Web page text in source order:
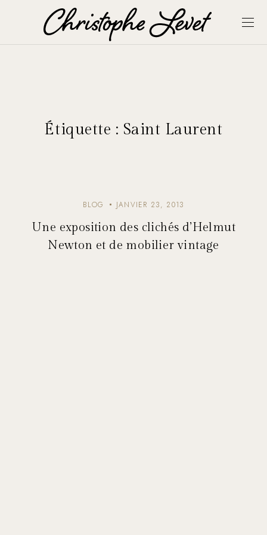
Étiquette : Saint Laurent
BLOG JANVIER 23, 2013
Une exposition des clichés d’Helmut
Newton et de mobilier vintage